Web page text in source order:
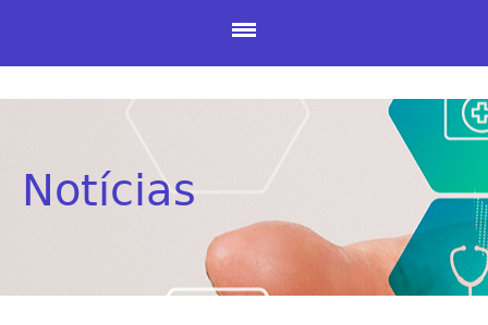
Notícias